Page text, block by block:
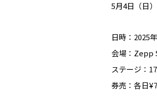
5月4日（日
日時：2025
会場：Zepp
ステージ：
券売：各日